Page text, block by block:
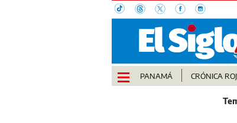
PANAMÁ CRÓNICA